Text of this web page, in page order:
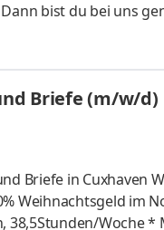
bist du bei uns
und
Getränke,
Briefe (m/w/d)
* 17,92 € Tarif-Stundenlohn inkl. 50%
Auszahlung von Überstunden und zusätzlichen